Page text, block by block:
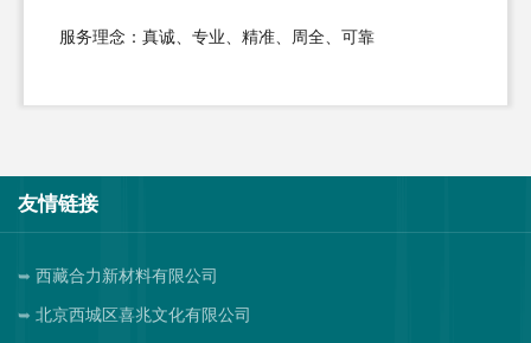
服务理念：真诚、专业、精准、周全、可靠
友情链接
西藏合力新材料有限公司
北京西城区喜兆文化有限公司